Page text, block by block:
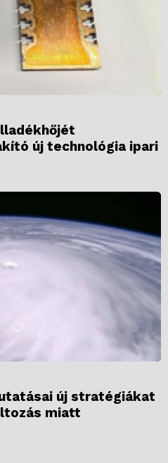
új technológia ipari
új stratégiákat
miatt